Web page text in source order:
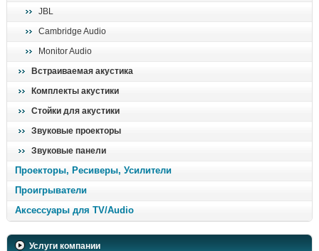
JBL
Cambridge Audio
Monitor Audio
Встраиваемая акустика
Комплекты акустики
Стойки для акустики
Звуковые проекторы
Звуковые панели
Проекторы, Ресиверы, Усилители
Проигрыватели
Аксессуары для TV/Audio
Услуги компании